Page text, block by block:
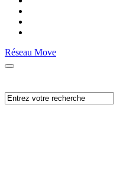
Réseau Move